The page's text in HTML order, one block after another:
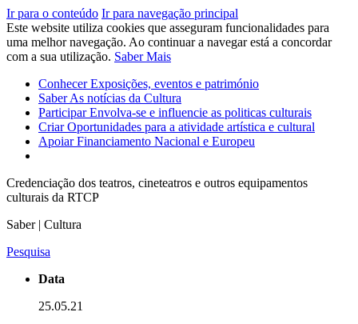
Ir para o conteúdo Ir para navegação principal
Este website utiliza cookies que asseguram funcionalidades para
uma melhor navegação. Ao continuar a navegar está a concordar
com a sua utilização. Saber Mais
ConhecerExposições, eventos e património
SaberAs notícias da Cultura
ParticiparEnvolva-se e influencie as politicas culturais
CriarOportunidades para a atividade artística e cultural
ApoiarFinanciamento Nacional e Europeu
Credenciação dos teatros, cineteatros e outros equipamentos
culturais da RTCP
Saber | Cultura
Pesquisa
Data
25.05.21